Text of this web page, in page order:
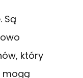
Są
który
mogą